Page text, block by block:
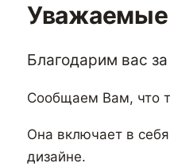
Уважаемые
Благодарим вас
Сообщаем Вам, что
Она включает в
дизайне.